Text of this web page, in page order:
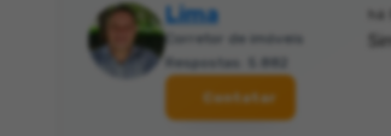
Lima
Corretor de imóveis
Respostas: 5.882
Contatar